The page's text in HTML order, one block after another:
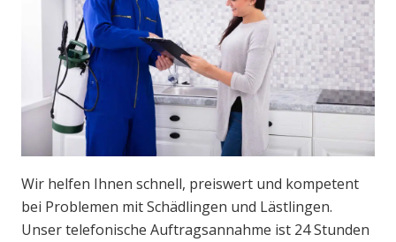
Wir helfen Ihnen schnell, preiswert und kompetent
bei Problemen mit Schädlingen und Lästlingen.
Unser telefonische Auftragsannahme ist 24 Stunden